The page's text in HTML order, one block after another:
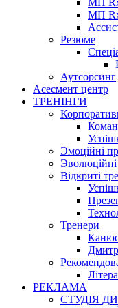
МП Rx
МП Rx
Резюме
Аутсорсинг
Асесмент центр
ТРЕНІНГИ
Эмоційні
Відкриті
Тренери
РЕКЛАМА
СТУДІЯ